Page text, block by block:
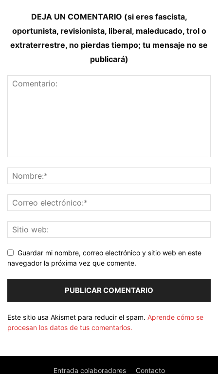
DEJA UN COMENTARIO (si eres fascista,
oportunista, revisionista, liberal, maleducado, trol o
extraterrestre, no pierdas tiempo; tu mensaje no se
publicará)
Guardar mi nombre, correo electrónico y sitio web en este
navegador la próxima vez que comente.
Este sitio usa Akismet para reducir el spam. Aprende cómo se
procesan los datos de tus comentarios.
Entrada colaboradores Contacto